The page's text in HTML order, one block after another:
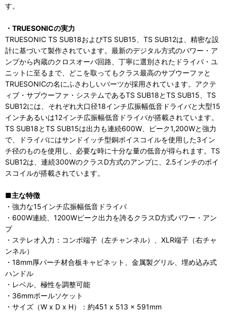
す。
・TRUESONICの実力
TRUESONIC TS SUB18およびTS SUB15、TS SUB12は、精密な設
計に基づいて製作されています。最新のデジタル方式のパワー・ア
ンプから内蔵のクロスオーバ回路、丁寧に選別されたドライバ・ユ
ニットに至るまで、どこを取ってもクラス最高のサブウーファと
TRUESONICの名にふさわしいバーツが採用されています。アクテ
ィブ・サブウーファ・システムであるTS SUB18とTS SUB15、TS
SUB12には、それぞれ大口径18インチ広振幅低音ドライバと大型15
インチあるいは12インチ広振幅低音ドライバが搭載されています。
TS SUB18とTS SUB15は出力も連続600W、ピーク1,200Wと強力
で、ドライバにはサンドイッチ型銅ボイスコイルを使用した3イン
チ径のものを使用し、必要な時に十分な量の低音が得られます。TS
SUB12は、連続300WのクラスD方式のアンプに、2.5インチのボイ
スコイルが搭載されています。
■主な特徴
・強力な15インチ広振幅低音ドライバ
・600W連続、1200Wピーク出力を誇るクラスD方式パワー・アン
プ
・ステレオ入力：コンボ端子（左チャンネル）、XLR端子（右チャ
ンネル）
・18mm厚バーチ材合板キャビネット、金属製グリル、埋め込み式
ハンドル
・レベル、極性を調整可能
・36mmポールソケット
・サイズ（W x D x H）：約451 x 513 x 591mm